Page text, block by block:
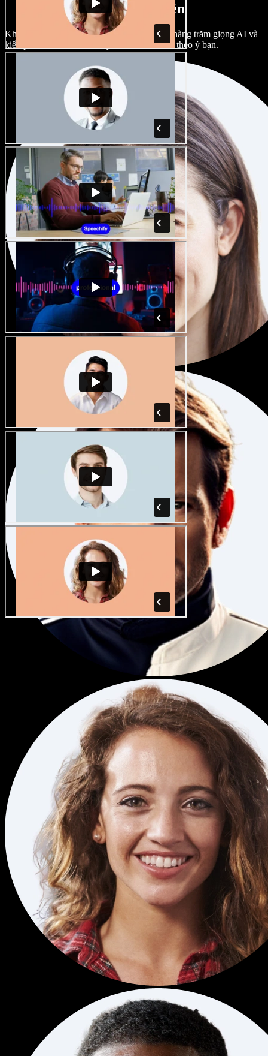
giọng vùng miền
Không dự án nào phải giống nhau. Chọn từ hàng trăm giọng AI và
kiểu phát âm khác nhau; tùy chỉnh hoàn toàn theo ý bạn.